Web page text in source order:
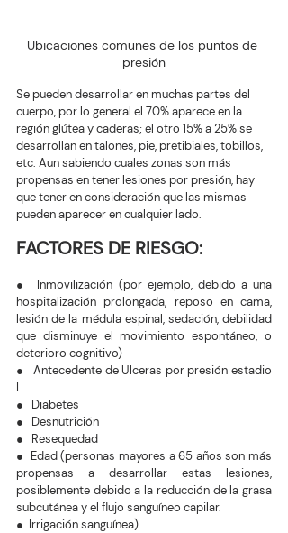
Ubicaciones comunes de los puntos de
presión
Se pueden desarrollar en muchas partes del
cuerpo, por lo general el 70% aparece en la
región glútea y caderas; el otro 15% a 25% se
desarrollan en talones, pie, pretibiales, tobillos,
etc. Aun sabiendo cuales zonas son más
propensas en tener lesiones por presión, hay
que tener en consideración que las mismas
pueden aparecer en cualquier lado.
FACTORES DE RIESGO:
●  Inmovilización (por ejemplo, debido a una
hospitalización prolongada, reposo en cama,
lesión de la médula espinal, sedación, debilidad
que disminuye el movimiento espontáneo, o
deterioro cognitivo)
●   Antecedente de Ulceras por presión estadio
I
●   Diabetes
●   Desnutrición
●   Resequedad
●  Edad (personas mayores a 65 años son más
propensas a desarrollar estas lesiones,
posiblemente debido a la reducción de la grasa
subcutánea y el flujo sanguíneo capilar.
●  Irrigación sanguínea)